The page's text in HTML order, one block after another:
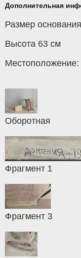
Дополнительная
Размер
Высота 63 см
Местоположение:
Оборотная
Фрагмент 1
Фрагмент 3